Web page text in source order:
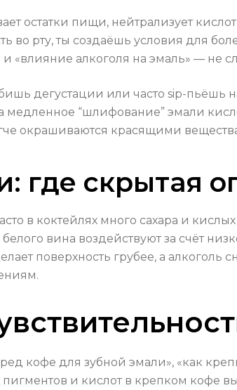
остатки пищи, нейтрализует
во рту, ты создаёшь условия для
«влияние алкоголя на эмаль» — не
дегустации или часто sip-пьёшь
медленное “шлифование” эмали
окрашиваются красящими
где скрытая
в коктейлях много сахара и
вина воздействуют за счёт
поверхность грубее, а алкоголь
кофе для зубной эмали», «как
и кислот в крепком кофе